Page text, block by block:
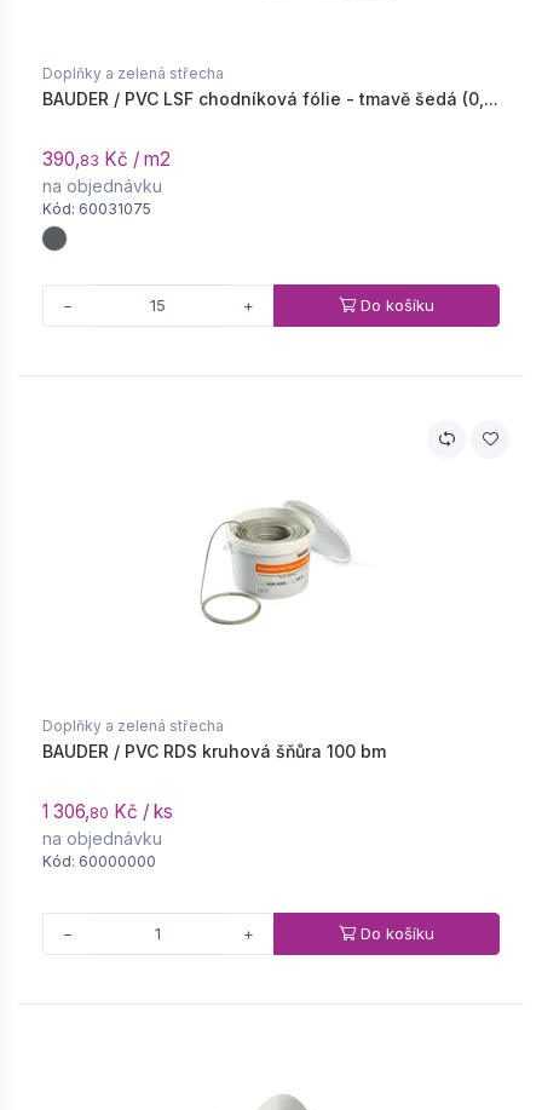
Doplňky a zelená střecha
BAUDER / PVC LSF chodníková fólie - tmavě šedá (0,...
390,83 Kč / m2
na objednávku
Kód: 60031075
− + Do košíku
Doplňky a zelená střecha
BAUDER / PVC RDS kruhová šňůra 100 bm
1 306,80 Kč / ks
na objednávku
Kód: 60000000
− + Do košíku